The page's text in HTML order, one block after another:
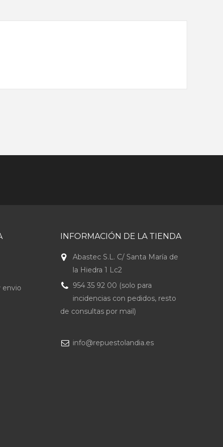
envio
INFORMACIÓN DE LA TIENDA
Abastec S.L. C/ Santa María de
la Hiedra 1 Lc2
954 35 92 00 (solo para
incidencias con pedidos, resto
de consultas por mail)
info@repuestolandia.es